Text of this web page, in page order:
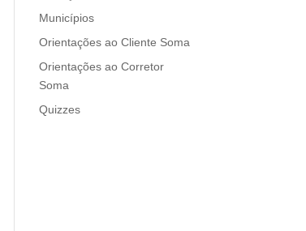
Municípios
Orientações ao Cliente Soma
Orientações ao Corretor
Soma
Quizzes